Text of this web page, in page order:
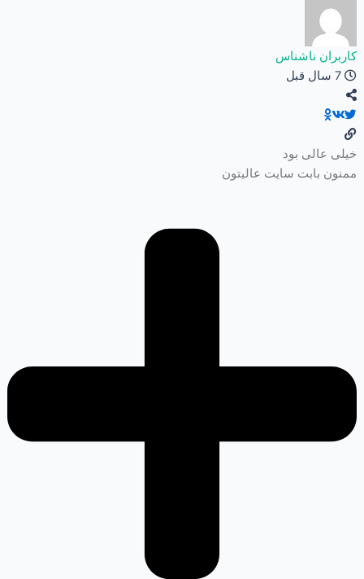
کاربران ناشناس
7 سال قبل
خیلی عالی بود
ممنون بابت سایت عالیتون